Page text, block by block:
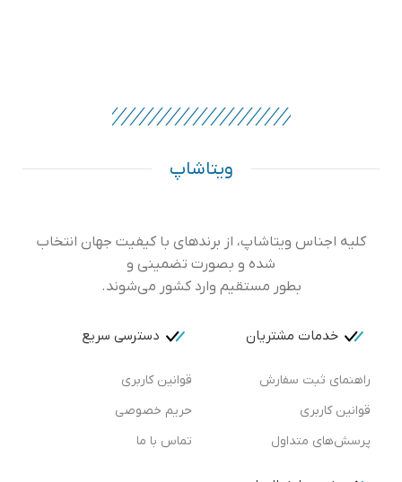
ویتاشاپ
کلیه اجناس ویتاشاپ، از برندهای با کیفیت جهان انتخاب
شده و بصورت تضمینی و
بطور مستقیم وارد کشور می‌شوند.
خدمات مشتریان
راهنمای ثبت سفارش
قوانین کاربری
پرسش‌های متداول
دسترسی سریع
قوانین کاربری
حریم خصوصی
تماس با ما